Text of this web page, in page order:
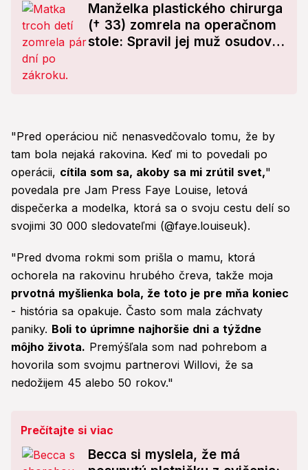
Manželka plastického chirurga
(† 33) zomrela na operačnom
stole: Spravil jej muž osudovú
"Pred operáciou nič nenasvedčovalo tomu, že by
tam bola nejaká rakovina. Keď mi to povedali po
operácii, cítila som sa, akoby sa mi zrútil svet,"
povedala pre Jam Press Faye Louise, letová
dispečerka a modelka, ktorá sa o svoju cestu delí so
svojimi 30 000 sledovateľmi (@faye.louiseuk).
"Pred dvoma rokmi som prišla o mamu, ktorá
ochorela na rakovinu hrubého čreva, takže moja
prvotná myšlienka bola, že toto je pre mňa koniec
- história sa opakuje. Často som mala záchvaty
paniky. Boli to úprimne najhoršie dni a týždne
môjho života. Premýšľala som nad pohrebom a
hovorila som svojmu partnerovi Willovi, že sa
nedožijem 45 alebo 50 rokov."
Prečítajte si viac
Becca si myslela, že má